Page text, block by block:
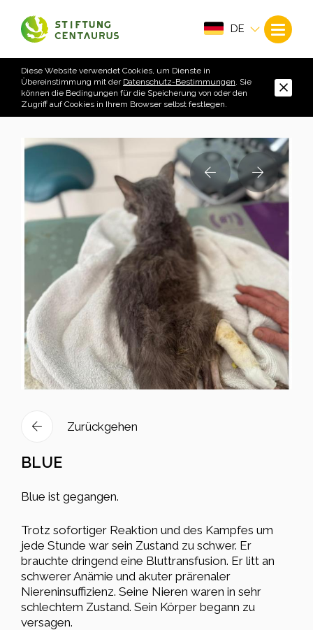
DE
Diese Website verwendet Cookies, um Dienste in
Übereinstimmung mit der Datenschutz-Bestimmungen. Sie
können die Bedingungen für die Speicherung von oder den
Zugriff auf Cookies in Ihrem Browser selbst festlegen.
Zurückgehen
BLUE
Blue ist gegangen.
Trotz sofortiger Reaktion und des Kampfes um
jede Stunde war sein Zustand zu schwer. Er
brauchte dringend eine Bluttransfusion. Er litt an
schwerer Anämie und akuter prärenaler
Niereninsuffizienz. Seine Nieren waren in sehr
schlechtem Zustand. Sein Körper begann zu
versagen.